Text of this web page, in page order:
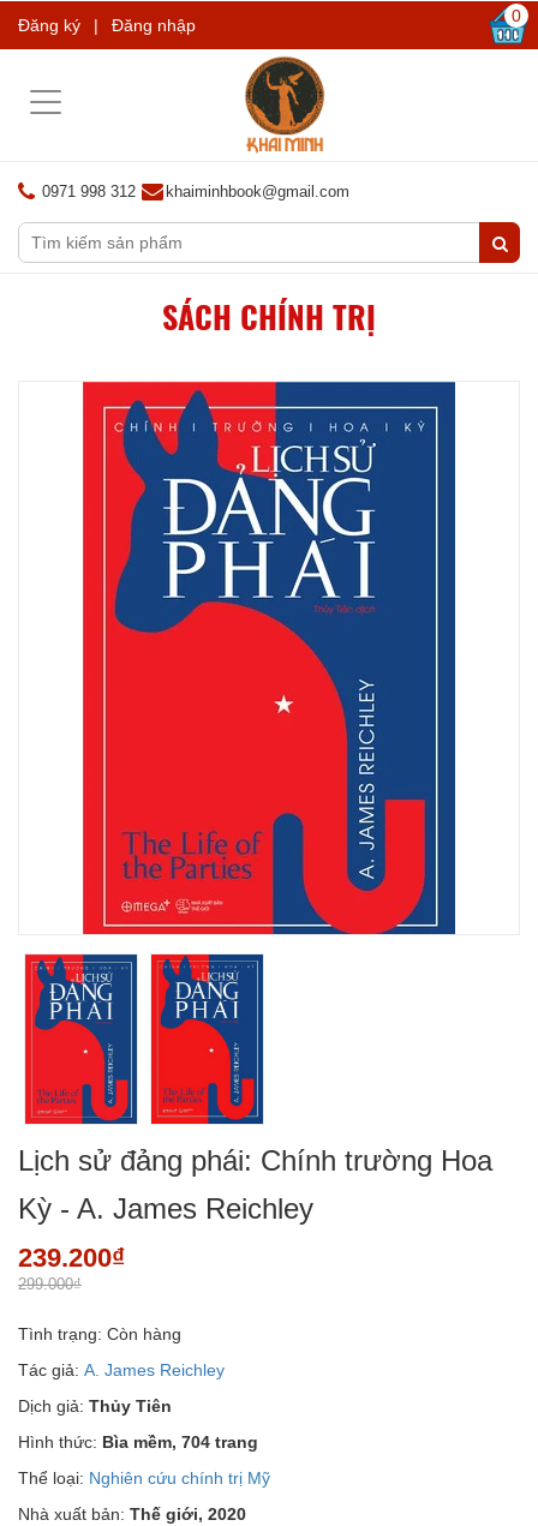
Đăng ký | Đăng nhập 0
Toggle
0971 998 312 khaiminhbook@gmail.com
SÁCH CHÍNH TRỊ
Lịch sử đảng phái: Chính trường Hoa
Kỳ - A. James Reichley
239.200₫
299.000₫
Tình trạng: Còn hàng
Tác giả: A. James Reichley
Dịch giả: Thủy Tiên
Hình thức: Bìa mềm, 704 trang
Thể loại: Nghiên cứu chính trị Mỹ
Nhà xuất bản: Thế giới, 2020